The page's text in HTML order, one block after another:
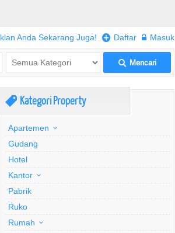
Anda Sekarang Juga! + Daftar w Masuk
L Mencari
, Kategori Property
Apartemen
Gudang
Hotel
Kantor
Pabrik
Ruko
Rumah